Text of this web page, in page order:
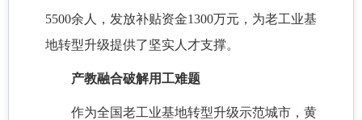
5500余人，发放补贴资金1300万元，为老工业基
地转型升级提供了坚实人才支撑。
产教融合破解用工难题
作为全国老工业基地转型升级示范城市，黄